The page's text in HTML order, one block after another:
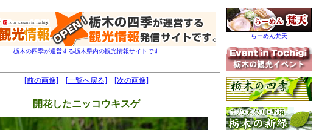
栃木の四季が運営する栃木県内の観光情報サイトです
[前の画像] [一覧へ戻る] [次の画像]
開花したニッコウキスゲ
らーめん梵天